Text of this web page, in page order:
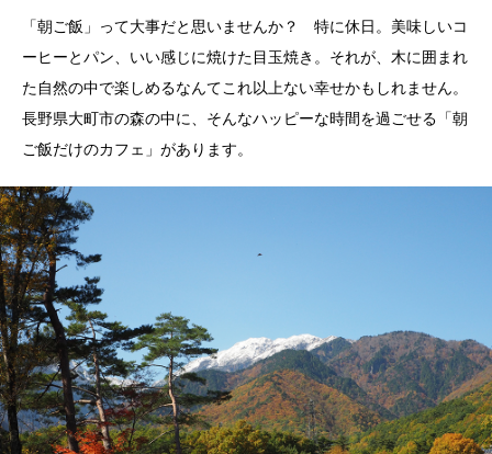
「朝ご飯」って大事だと思いませんか？ 特に休日。美味しいコ
ーヒーとパン、いい感じに焼けた目玉焼き。それが、木に囲まれ
た自然の中で楽しめるなんてこれ以上ない幸せかもしれません。
長野県大町市の森の中に、そんなハッピーな時間を過ごせる「朝
ご飯だけのカフェ」があります。